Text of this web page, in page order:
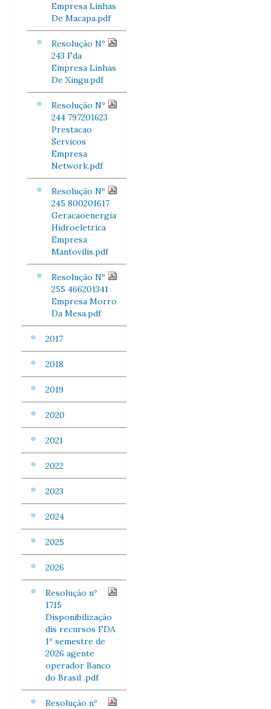
Empresa Linhas
De Macapa.pdf
Resolução Nº
243 Fda
Empresa Linhas
De Xingu.pdf
Resolução Nº
244 797201623
Prestacao
Servicos
Empresa
Network.pdf
Resolução Nº
245 800201617
Geracaoenergia
Hidroeletrica
Empresa
Mantovilis.pdf
Resolução Nº
255 466201341
Empresa Morro
Da Mesa.pdf
2017
2018
2019
2020
2021
2022
2023
2024
2025
2026
Resolução nº
1715
Disponibilização
dis recursos FDA
1º semestre de
2026 agente
operador Banco
do Brasil .pdf
Resolução nº